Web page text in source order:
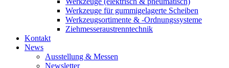
Werkzeuge für gummigelagerte Scheiben
Werkzeugsortimente & -Ordnungssysteme
Ziehmesseraustrenntechnik
Kontakt
News
Ausstellung & Messen
Newsletter